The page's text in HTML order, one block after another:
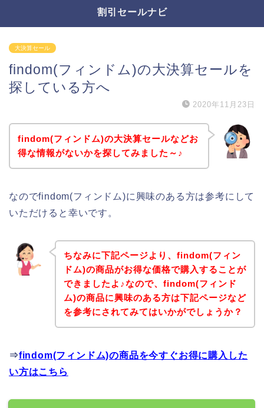
割引セールナビ
大決算セール
findom(フィンドム)の大決算セールを
探している方へ
2020年11月23日
findom(フィンドム)の大決算セールなどお
得な情報がないかを探してみました～♪
なのでfindom(フィンドム)に興味のある方は参考にして
いただけると幸いです。
ちなみに下記ページより、findom(フィン
ドム)の商品がお得な価格で購入することが
できましたよ♪なので、findom(フィンド
ム)の商品に興味のある方は下記ページなど
を参考にされてみてはいかがでしょうか？
⇒findom(フィンドム)の商品を今すぐお得に購入した
い方はこちら